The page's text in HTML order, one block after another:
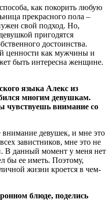
как покорить любую
прекрасного пола –
свой подход. Но,
пригодятся
достоинства.
ценности как мужчины и
быть интересна женщине.
языка Алекс из
многим девушкам.
чувствуешь внимание со
девушек, и мне это
завистников, мне это не
В данный момент у меня нет
бы ее иметь. Поэтому,
жизни кроется в чем-
блюде, поделись